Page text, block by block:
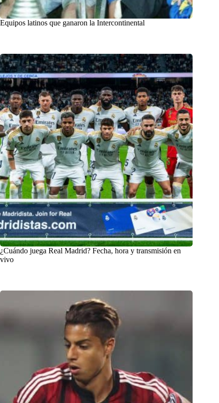
Equipos latinos que ganaron la Intercontinental
¿Cuándo juega Real Madrid? Fecha, hora y transmisión en
vivo